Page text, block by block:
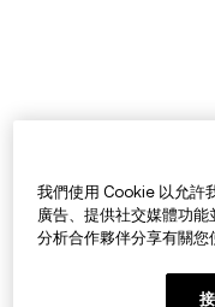
我們使用 Cookie 以允許
廣告、提供社交媒體功
分析合作夥伴分享有關您